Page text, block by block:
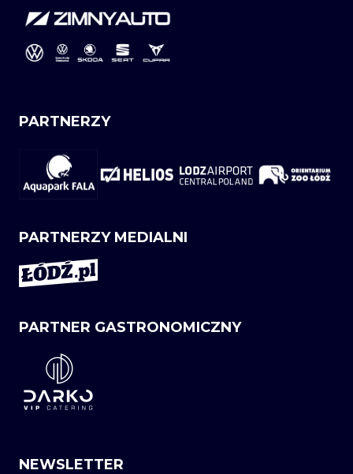
PARTNERZY
PARTNERZY MEDIALNI
PARTNER GASTRONOMICZNY
NEWSLETTER